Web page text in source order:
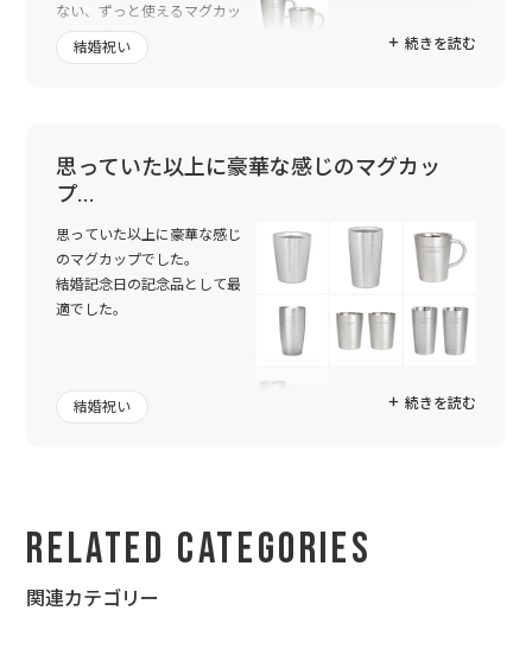
ない、ずっと使えるマグカッ
プ、保温保冷、文字入れ、ど
れを取っても素晴らしい商品
す。
続きを読む
結婚祝い
思っていた以上に豪華な感じのマグカッ
プ…
思っていた以上に豪華な感じ
のマグカップでした。
結婚記念日の記念品として最
適でした。
続きを読む
結婚祝い
Related Categories
関連カテゴリー